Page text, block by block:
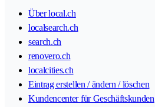
Über local.ch
localsearch.ch
search.ch
renovero.ch
localcities.ch
Eintrag erstellen / ändern / löschen
Kundencenter für Geschäftskunden